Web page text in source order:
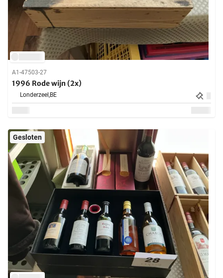
A1-47503-27
1996 Rode wijn (2x)
Londerzeel,BE
Gesloten